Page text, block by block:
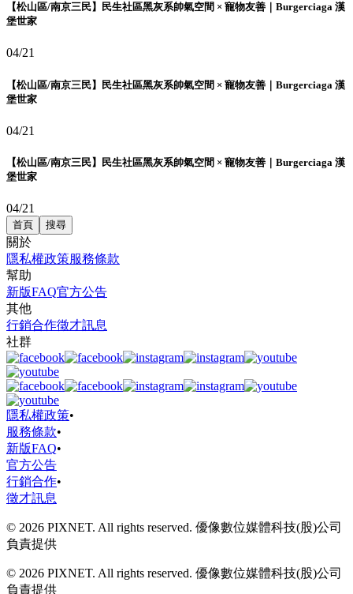
【松山區/南京三民】民生社區黑灰系帥氣空間 × 寵物友善｜Burgerciaga 漢
堡世家
04/21
【松山區/南京三民】民生社區黑灰系帥氣空間 × 寵物友善｜Burgerciaga 漢
堡世家
04/21
【松山區/南京三民】民生社區黑灰系帥氣空間 × 寵物友善｜Burgerciaga 漢
堡世家
04/21
首頁 搜尋
關於
隱私權政策服務條款
幫助
新版FAQ官方公告
其他
行銷合作徵才訊息
社群
隱私權政策•
服務條款•
新版FAQ•
官方公告
行銷合作•
徵才訊息
© 2026 PIXNET. All rights reserved. 優像數位媒體科技(股)公司
負責提供
© 2026 PIXNET. All rights reserved. 優像數位媒體科技(股)公司
負責提供